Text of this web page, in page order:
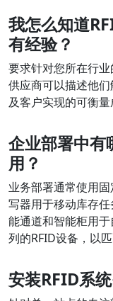
我怎么知道
有经验？
要求针对您所在行
供应商可以描述他
及客户实现的可衡量
企业部署中有
用？
业务部署通常使用
写器用于移动库存
能通道和智能柜用
列的RFID设备，以
安装RFID系